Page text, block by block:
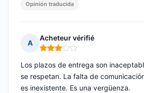
Opinión traducida
A
Acheteur vérifié
Nota: 3 de 5
Los plazos de entrega son
se respetan. La falta de
es inexistente. Es una vergüenza.